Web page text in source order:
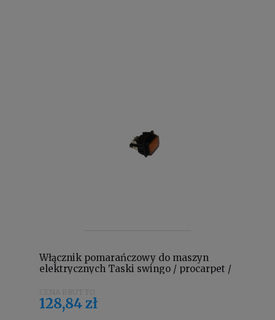
Włącznik pomarańczowy do maszyn
elektrycznych Taski swingo / procarpet /
128,84 zł